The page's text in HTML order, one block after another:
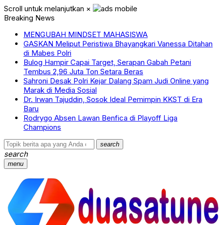
Scroll untuk melanjutkan ×
Breaking News
MENGUBAH MINDSET MAHASISWA
GASKAN Meliput Peristiwa Bhayangkari Vanessa Ditahan
di Mabes Polri
Bulog Hampir Capai Target, Serapan Gabah Petani
Tembus 2,96 Juta Ton Setara Beras
Sahroni Desak Polri Kejar Dalang Spam Judi Online yang
Marak di Media Sosial
Dr. Irwan Tajuddin, Sosok Ideal Pemimpin KKST di Era
Baru
Rodrygo Absen Lawan Benfica di Playoff Liga
Champions
search
search
menu